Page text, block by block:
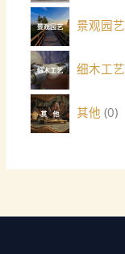
景观园艺
细木工艺
其他 0